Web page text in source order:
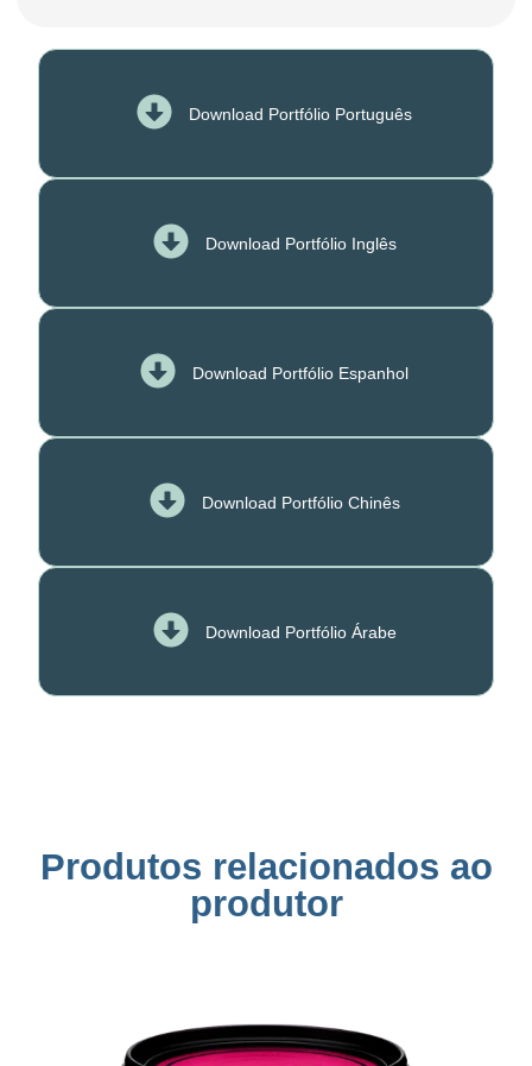
Download Portfólio Português
Download Portfólio Inglês
Download Portfólio Espanhol
Download Portfólio Chinês
Download Portfólio Árabe
Produtos relacionados ao
produtor